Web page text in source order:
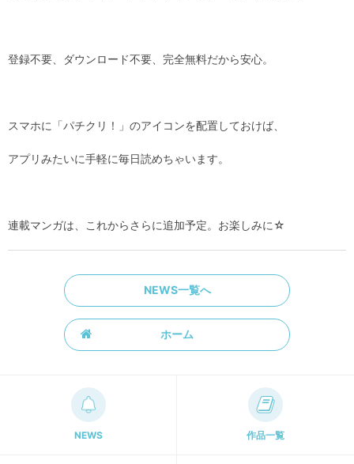
登録不要、ダウンロード不要、完全無料だから安心。
スマホに「パチクリ！」のアイコンを配置しておけば、
アプリみたいに手軽に毎日読めちゃいます。
連載マンガは、これからさらに追加予定。お楽しみに☆
NEWS一覧へ
ホーム
NEWS 作品一覧